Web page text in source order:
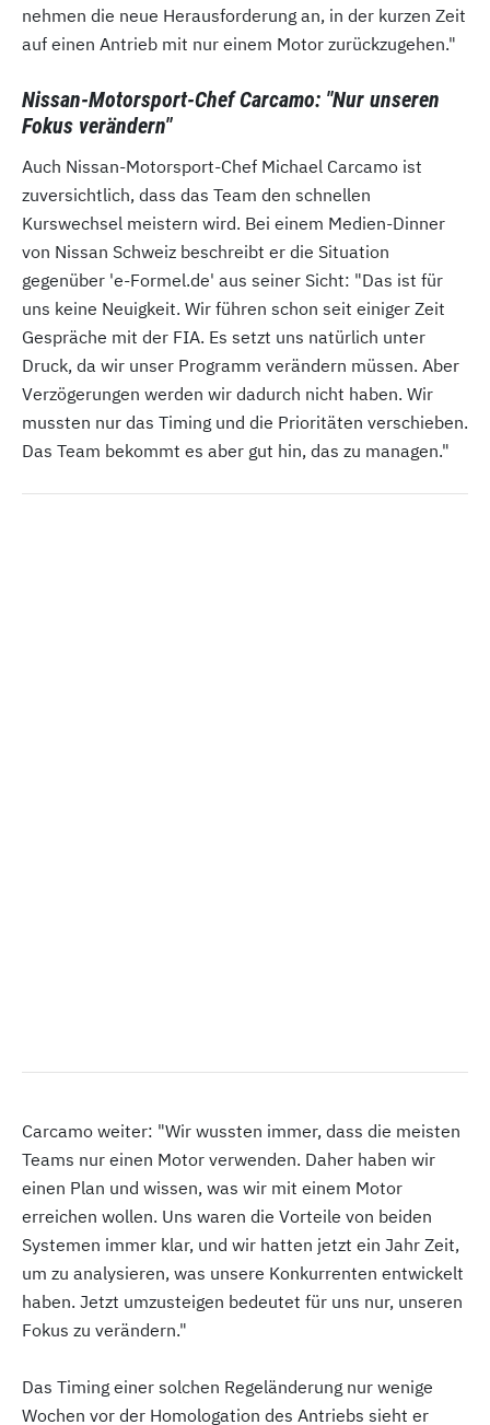
nehmen die neue Herausforderung an, in der kurzen Zeit
auf einen Antrieb mit nur einem Motor zurückzugehen."
Nissan-Motorsport-Chef Carcamo: "Nur unseren
Fokus verändern"
Auch Nissan-Motorsport-Chef Michael Carcamo ist
zuversichtlich, dass das Team den schnellen
Kurswechsel meistern wird. Bei einem Medien-Dinner
von Nissan Schweiz beschreibt er die Situation
gegenüber 'e-Formel.de' aus seiner Sicht: "Das ist für
uns keine Neuigkeit. Wir führen schon seit einiger Zeit
Gespräche mit der FIA. Es setzt uns natürlich unter
Druck, da wir unser Programm verändern müssen. Aber
Verzögerungen werden wir dadurch nicht haben. Wir
mussten nur das Timing und die Prioritäten verschieben.
Das Team bekommt es aber gut hin, das zu managen."
Carcamo weiter: "Wir wussten immer, dass die meisten
Teams nur einen Motor verwenden. Daher haben wir
einen Plan und wissen, was wir mit einem Motor
erreichen wollen. Uns waren die Vorteile von beiden
Systemen immer klar, und wir hatten jetzt ein Jahr Zeit,
um zu analysieren, was unsere Konkurrenten entwickelt
haben. Jetzt umzusteigen bedeutet für uns nur, unseren
Fokus zu verändern."
Das Timing einer solchen Regeländerung nur wenige
Wochen vor der Homologation des Antriebs sieht er